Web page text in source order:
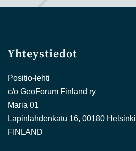
Yhteystiedot
Positio-lehti
c/o GeoForum Finland ry
Maria 01
Lapinlahdenkatu 16, 00180 Helsinki
FINLAND